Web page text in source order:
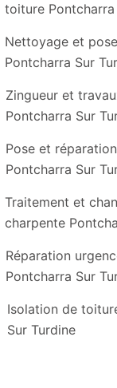
toiture Pontcharra
Nettoyage et
Pontcharra Sur
Zingueur et
Pontcharra Sur
Pose et
Pontcharra Sur
Traitement et
charpente
Réparation
Pontcharra Sur
Isolation de
Sur Turdine